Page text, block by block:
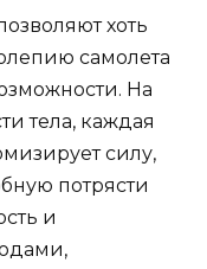
хоть
самолета
На
тела, каждая
силу,
потрясти
и